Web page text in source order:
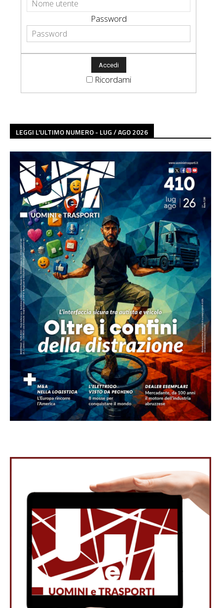
Password
Ricordami
LEGGI L'ULTIMO NUMERO - LUG / AGO 2026